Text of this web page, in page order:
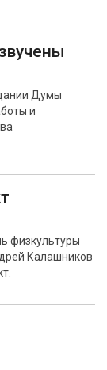
Думы
и
физкультуры
Калашников